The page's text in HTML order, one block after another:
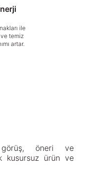
ile
temiz
artar.
görüş, öneri ve
kusursuz ürün ve